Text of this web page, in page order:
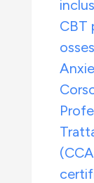
CBT